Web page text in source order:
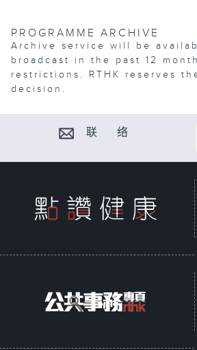
PROGRAMME ARCHIVE
Archive service will be
broadcast in the past 12
restrictions. RTHK reserves
decision.
联 络